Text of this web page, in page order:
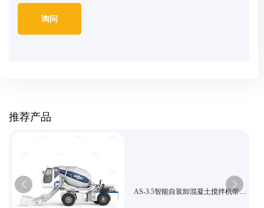
推荐产品
AS-3.5智能自装卸混凝土搅拌机带高